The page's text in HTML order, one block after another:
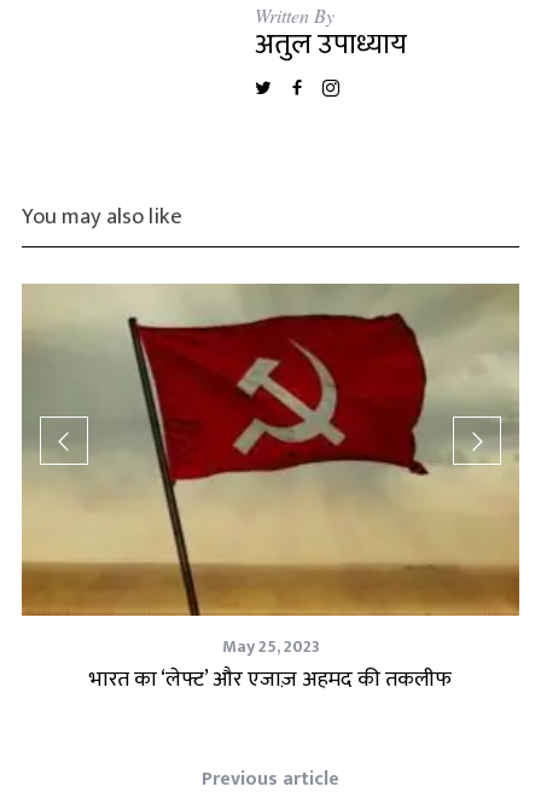
Written By
अतुल उपाध्याय
You may also like
May 25, 2023
भारत का ‘लेफ्ट’ और एजाज़ अहमद की तकलीफ
Previous article